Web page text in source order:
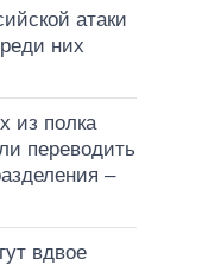
атаки
них
из полка
переводить
–
вдвое